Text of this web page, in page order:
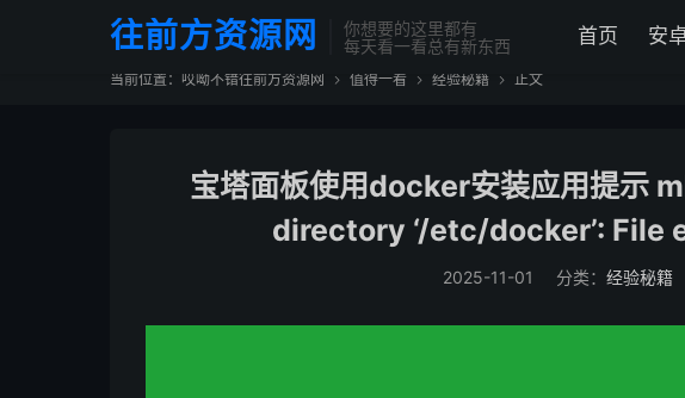
往前方资源网
你想要的这里都有
每天看一看总有新东西
首页 安
当前位置： 哎呦不错往前方资源网  值得一看  经验秘籍  正文
宝塔面板使用docker安装应用提示
directory ‘/etc/docker’: File
2025-11-01 分类： 经验秘籍